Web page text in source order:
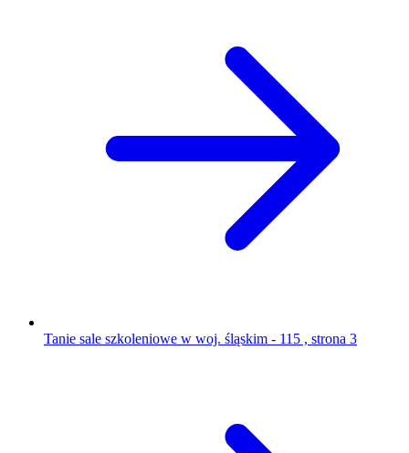
Tanie sale szkoleniowe w woj. śląskim - 115 , strona 3